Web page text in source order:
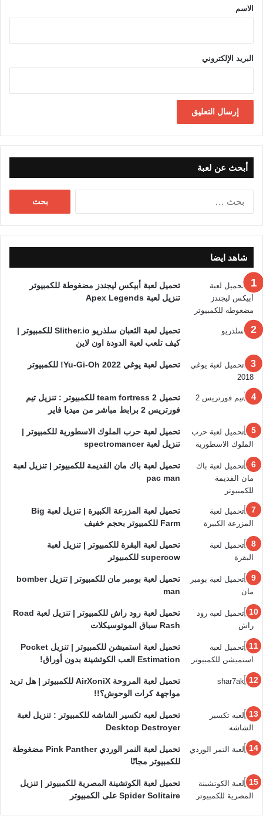
*الاسم
البريد الإلكتروني
أبحث عن لعبة
شاهد ايضا
تحميل لعبة أبيكس ليجندز مضغوطة للكمبيوتر
تنزيل لعبة Apex Legends
تحميل لعبة الثعبان سلذريو Slither.io للكمبيوتر |
كيف تلعب لعبة الدودة اون لاين
تحميل لعبة يوغي 2022 Yu-Gi-Oh! للكمبيوتر
تحميل team fortress 2 للكمبيوتر : تنزيل تيم
فورتريس 2 برابط مباشر من ميديا فاير
تحميل لعبة حرب الملوك الاسطورية للكمبيوتر |
تنزيل لعبة spectromancer
تحميل لعبة باك مان القديمة للكمبيوتر | تنزيل لعبة
pac man
تحميل لعبة المزرعة الكبيرة | تنزيل لعبة Big
Farm للكمبيوتر بحجم خفيف
تحميل لعبة البقرة للكمبيوتر | تنزيل لعبة
supercow للكمبيوتر
تحميل لعبة بومبر مان للكمبيوتر | تنزيل bomber
man
تحميل لعبة رود راش للكمبيوتر | تنزيل لعبة Road
Rash سباق الموتوسيكلات
تحميل لعبة استميشن للكمبيوتر | تنزيل Pocket
Estimation العب الكوتشينة بدون أوراق!
تحميل لعبة المروحة AirXoniX للكمبيوتر | هل تريد
مواجهة كرات الوحوش؟!!
تحميل لعبه تكسير الشاشه للكمبيوتر : تنزيل لعبة
Desktop Destroyer
تحميل لعبة النمر الوردي Pink Panther مضغوطة
للكمبيوتر مجانًا
تحميل لعبة الكوتشينة المصرية للكمبيوتر | تنزيل
Spider Solitaire على الكمبيوتر